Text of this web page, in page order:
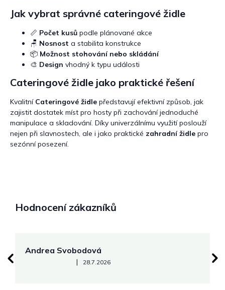
Jak vybrat správné cateringové židle
📏 Počet kusů podle plánované akce
🪑 Nosnost a stabilita konstrukce
📦 Možnost stohování nebo skládání
🎨 Design vhodný k typu události
Cateringové židle jako praktické řešení
Kvalitní Cateringové židle představují efektivní způsob, jak
zajistit dostatek míst pro hosty při zachování jednoduché
manipulace a skladování. Díky univerzálnímu využití poslouží
nejen při slavnostech, ale i jako praktické zahradní židle pro
sezónní posezení.
Hodnocení zákazníků
Andrea Svobodová
Hodnocení obchodu je 5 z 5 hvězdiček.
| 28.7.2026